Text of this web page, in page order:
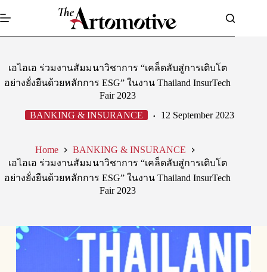
to
เอไอเอ ร่วมงานสัมมนาวิชาการ “เคล็ดลับสู่การเติบโต
อย่างยั่งยืนด้วยหลักการ ESG” ในงาน Thailand InsurTech
Fair 2023
BANKING & INSURANCE
12 September 2023
Home
BANKING & INSURANCE
เอไอเอ ร่วมงานสัมมนาวิชาการ “เคล็ดลับสู่การเติบโต
อย่างยั่งยืนด้วยหลักการ ESG” ในงาน Thailand InsurTech
Fair 2023